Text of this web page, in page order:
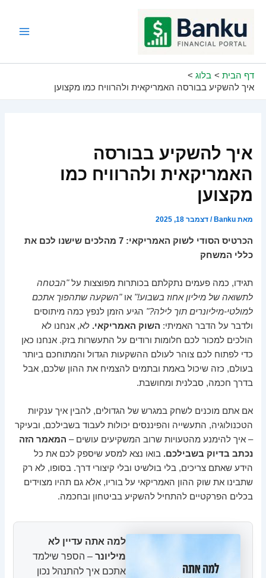
דף הבית
בלוג
איך להשקיע בבורסה האמריקאית ולהרוויח כמו מקצוען
איך להשקיע בבורסה
האמריקאית ולהרוויח כמו
מקצוען
מאתBanku
/דצמבר 18, 2025
הכרטיס הסודי לשוק האמריקאי: 7 מהלכים שישנו לכם את
כללי המשחק
תגידו, כמה פעמים נתקלתם בכותרות מפוצצות על"הבטחה
לתשואה של מיליון אחוז בשבוע!" או"השקעה שתהפוך אתכם
למולטי-מיליונרים תוך לילה?" הגיע הזמן לנפץ כמה מיתוסים
ולדבר על הדבר האמיתי: השוק האמריקאי. לא, אנחנו לא
הולכים למכור לכם חלומות ורודים על התעשרות בזק. אנחנו כאן
כדי לפתוח לכם צוהר לעולם ההשקעות הגדול והמתוחכם ביותר
בעולם, כזה שיכול באמת ובתמים להצמיח את ההון שלכם, אבל
בדרך חכמה, סבלנית ומחושבת.
אם אתם מוכנים לשחק במגרש של הגדולים, להבין איך ענקיות
הטכנולוגיה, התעשייה והפיננסים יכולות לעבוד בשבילכם, ובעיקר
– איך להימנע מהטעויות שרוב המשקיעים עושים – המאמר הזה
נכתב בדיוק בשבילכם. בואו נצא למסע שיספק לכם את כל
הידע שאתם צריכים, בלי בולשיט ובלי קיצורי דרך. בסופו, לא רק
שתבינו את שוק ההון האמריקאי על בוריו, אלא גם תהיו מצוידים
בכלים הפרקטיים להתחיל להשקיע בביטחון ובחכמה.
למה אתה עדיין לא
מיליונר – הספר שילמד
אתכם איך להתנהל נכון